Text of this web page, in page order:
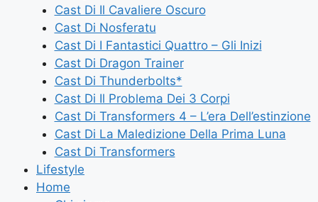
Cast Di Il Cavaliere Oscuro
Cast Di Nosferatu
Cast Di I Fantastici Quattro – Gli Inizi
Cast Di Dragon Trainer
Cast Di Thunderbolts*
Cast Di Il Problema Dei 3 Corpi
Cast Di Transformers 4 – L’era Dell’estinzione
Cast Di La Maledizione Della Prima Luna
Cast Di Transformers
Lifestyle
Home